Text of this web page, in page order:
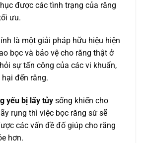
được các tình trạng của răng
ưu.
là một giải pháp hữu hiệu hiện
bọc và bảo vệ cho răng thật ở
sự tấn công của các vi khuẩn,
đến răng.
yếu bị lấy tủy sống khiến cho
rụng thì việc bọc răng sứ sẽ
các vấn đề đố giúp cho răng
hơn.